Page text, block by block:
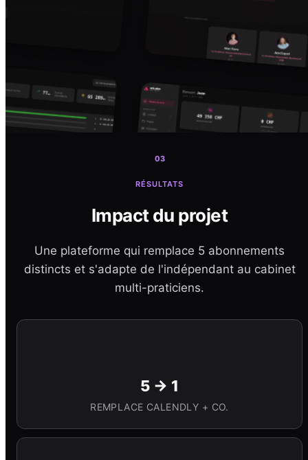
03
RÉSULTATS
Impact du projet
Une plateforme qui remplace 5 abonnements
distincts et s'adapte de l'indépendant au cabinet
multi-praticiens.
5 → 1
REMPLACE CALENDLY + CO.